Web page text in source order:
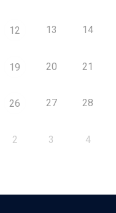
12 13 14
19 20 21
26 27 28
2 3 4